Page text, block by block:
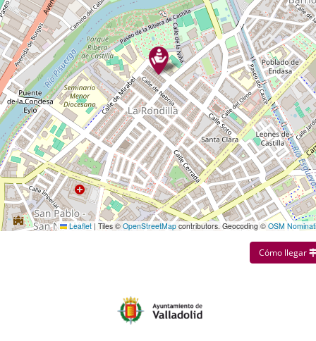
Leaflet | Tiles © OpenStreetMap contributors. Geocoding © OSM
Cómo llegar